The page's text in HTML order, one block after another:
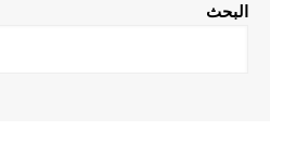
البحث